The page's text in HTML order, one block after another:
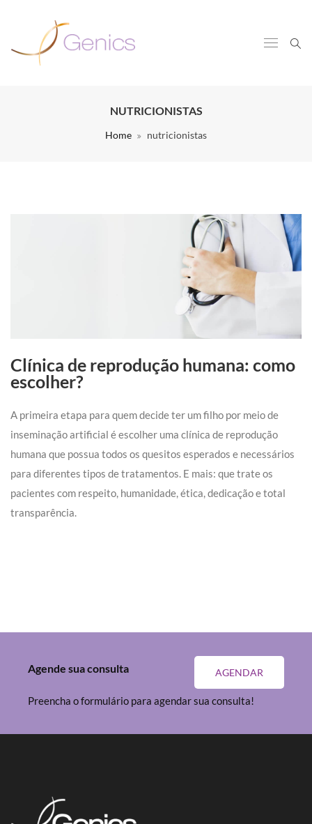
NUTRICIONISTAS
Home nutricionistas
Clínica de reprodução humana: como
escolher?
A primeira etapa para quem decide ter um filho por meio de
inseminação artificial é escolher uma clínica de reprodução
humana que possua todos os quesitos esperados e necessários
para diferentes tipos de tratamentos. E mais: que trate os
pacientes com respeito, humanidade, ética, dedicação e total
transparência.
AGENDAR
Agende sua consulta
Preencha o formulário para agendar sua consulta!